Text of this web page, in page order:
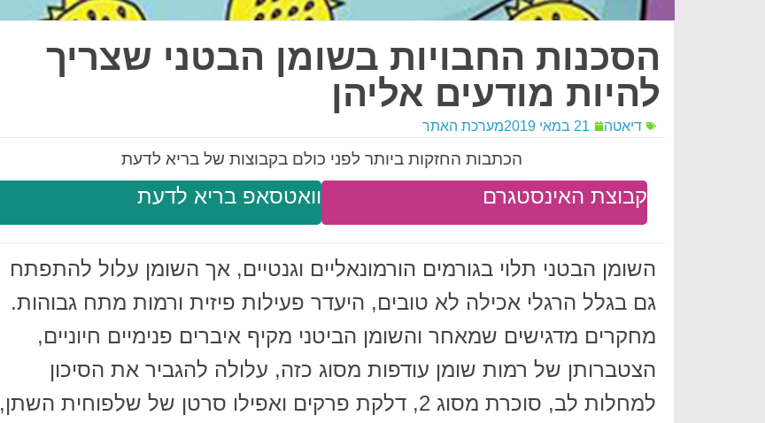
הסכנות החבויות בשומן הבטני שצריך
להיות מודעים אליהן
דיאטה 21 במאי 2019 מערכת האתר
הכתבות החזקות ביותר לפני כולם בקבוצות של בריא לדעת
וואטסאפ בריא לדעת קבוצת האינסטגרם
השומן הבטני תלוי בגורמים הורמונאליים וגנטיים, אך השומן עלול להתפתח
גם בגלל הרגלי אכילה לא טובים, היעדר פעילות פיזית ורמות מתח גבוהות.
מחקרים מדגישים שמאחר והשומן הביטני מקיף איברים פנימיים חיוניים,
הצטברותן של רמות שומן עודפות מסוג כזה, עלולה להגביר את הסיכון
למחלות לב, סוכרת מסוג 2, דלקת פרקים ואפילו סרטן של שלפוחית השתן,